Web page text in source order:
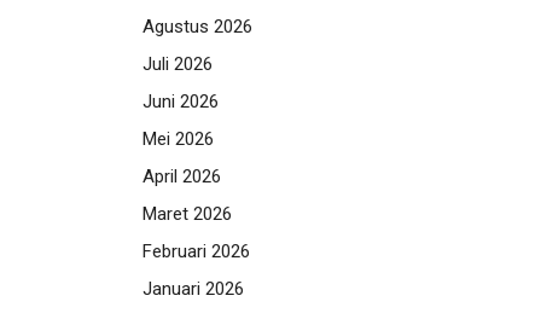
Agustus 2026
Juli 2026
Juni 2026
Mei 2026
April 2026
Maret 2026
Februari 2026
Januari 2026